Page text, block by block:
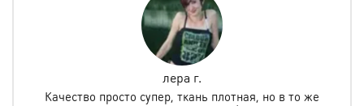
Елена Горетова